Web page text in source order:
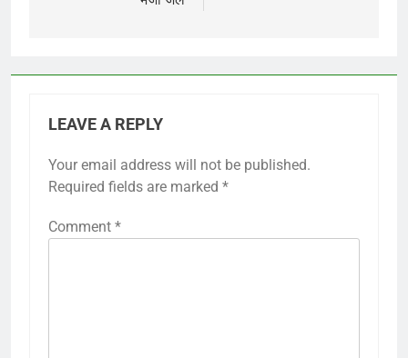
LEAVE A REPLY
Your email address will not be published.
Required fields are marked *
Comment *